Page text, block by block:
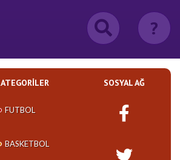
?
FUTBOL
BASKETBOL
SOSYAL AĞ